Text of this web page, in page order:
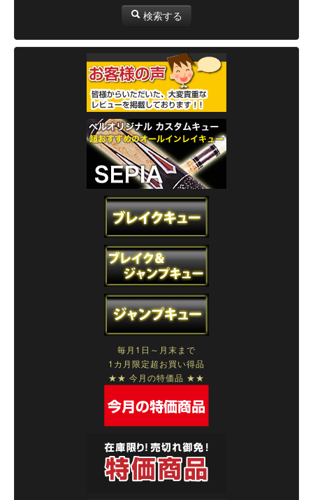
検索する
毎月1日～月末まで
1カ月限定超お買い得品
★★ 今月の特価品 ★★